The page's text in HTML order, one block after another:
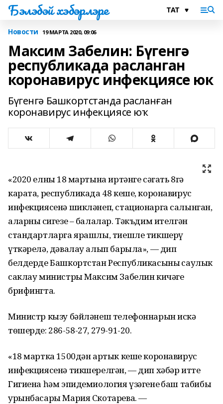
Бэлэбэй хэбэрлэре
Новости 19 МАРТА 2020, 09:06
Максим Забелин: Бүгенгә
республикада расланган
коронавирус инфекциясе юк
Бүгенгә Башкортстанда расланған
коронавирус инфекциясе юҡ
«2020 елның 18 мартына иртәнге сәгать 8гә
карата, республикада 48 кеше, коронавирус
инфекциясенә шикләнеп, стационарга салынган,
аларның сигезе – балалар. Тәкъдим ителгән
стандартларга ярашлы, тиешле тикшерү
үткәрелә, дәвалау алып барыла», — дип
белдерде Башкортстан Республикасының саулык
саклау министры Максим Забелин кичәге
брифингта.
Министр кызу бәйләнеш телефоннарын искә
төшерде: 286-58-27, 279-91-20.
«18 мартка 1500дән артык кеше коронавирус
инфекциясенә тикшерелгән, — дип хәбәр итте
Гигиена һәм эпидемиология үзәгенең баш табибы
урынбасары Мария Скотарева. —